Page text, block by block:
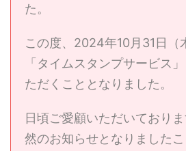
た。
この度、2024年10月31日（
「タイムスタンプサービス
ただくこととなりました。
日頃ご愛顧いただいており
然のお知らせとなりました